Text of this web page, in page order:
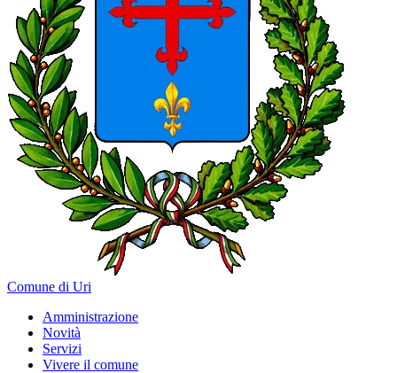
Comune di Uri
Amministrazione
Novità
Servizi
Vivere il comune